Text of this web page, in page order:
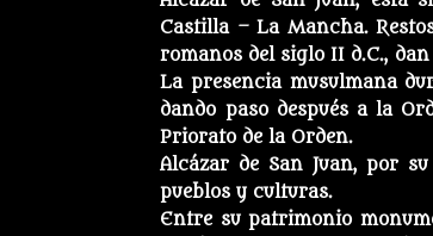
Castilla – La Mancha.
romanos del siglo II d.C.,
La presencia musulmana
dando paso después a la
Priorato de la Orden.
Alcázar de San Juan, por
pueblos y culturas.
Entre su patrimonio